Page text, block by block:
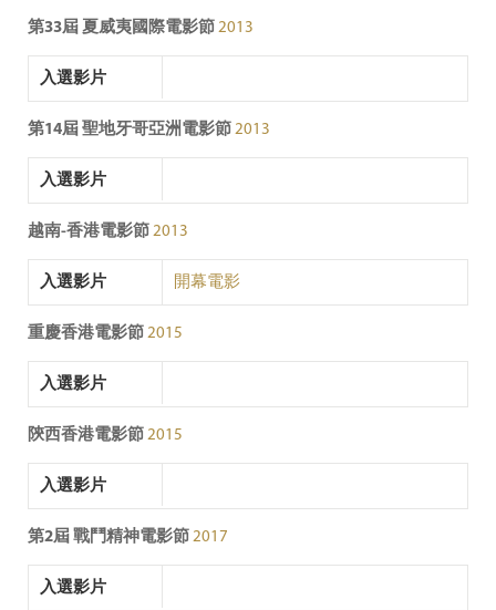
第33屆 夏威夷國際電影節 2013
入選影片
第14屆 聖地牙哥亞洲電影節 2013
入選影片
越南-香港電影節 2013
入選影片 開幕電影
重慶香港電影節 2015
入選影片
陝西香港電影節 2015
入選影片
第2屆 戰鬥精神電影節 2017
入選影片